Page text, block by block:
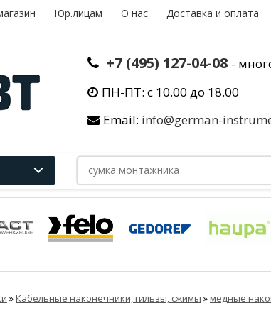
Юр.лицам О нас Доставка и оплата
+7 (495) 127-04-08 -
ПН-ПТ: с 10.00 до 18.00
Email: info@german-
»Кабельные наконечники, гильзы, сжимы »медные